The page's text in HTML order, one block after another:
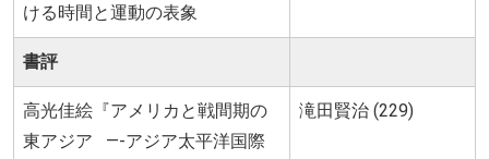
ける時間と運動の表象
書評
高光佳絵『アメリカと戦間期の
東アジア —-アジア太平洋国際
滝田賢治 (229)